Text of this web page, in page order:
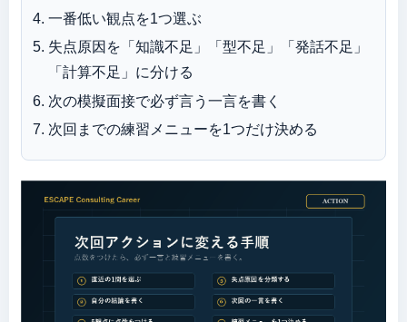
一番低い観点を1つ選ぶ
失点原因を「知識不足」「型不足」「発話不足」
「計算不足」に分ける
次の模擬面接で必ず言う一言を書く
次回までの練習メニューを1つだけ決める